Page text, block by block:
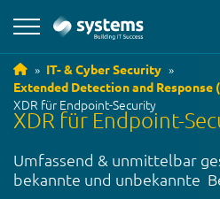
service@
+39
info@
IT- & Cyber Security
Extended Detection and Response
XDR für Endpoint-Security
XDR für Endpoint-
Umfassend & unmittelbar
bekannte und unbekannte